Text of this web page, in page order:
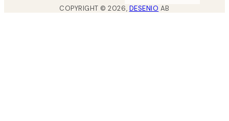
COPYRIGHT ©2026, DESENIO AB